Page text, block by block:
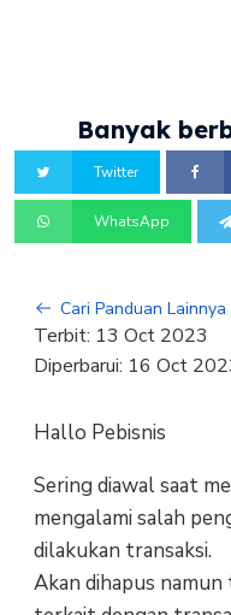
Banyak
Twitter
WhatsApp
Cari Panduan Lainnya
Terbit: 13 Oct 2023
Diperbarui: 16 Oct
Hallo Pebisnis
Sering diawal saat
mengalami salah
dilakukan transaksi.
Akan dihapus namun